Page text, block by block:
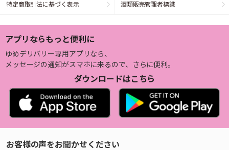
特定商取引法に基づく表示 酒類販売管理者標識
アプリならもっと便利に
ゆめデリバリー専用アプリなら、
メッセージの通知がスマホに来るので、さらに便利。
ダウンロードはこちら
お客様の声をお聞かせください